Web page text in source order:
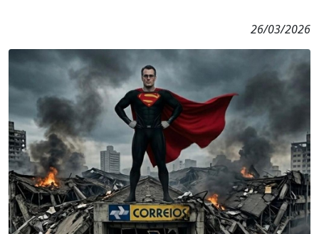
26/03/2026